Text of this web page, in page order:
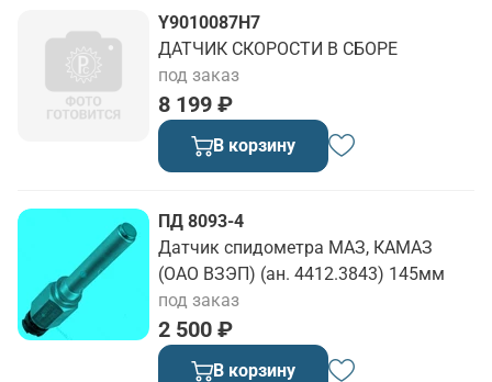
Y9010087H7
ДАТЧИК СКОРОСТИ В СБОРЕ
8 199 ₽
под заказ
В корзину
ПД 8093-4
Датчик спидометра МАЗ, КАМАЗ
(ОАО ВЗЭП) (ан. 4412.3843) 145мм
2 500 ₽
под заказ
В корзину